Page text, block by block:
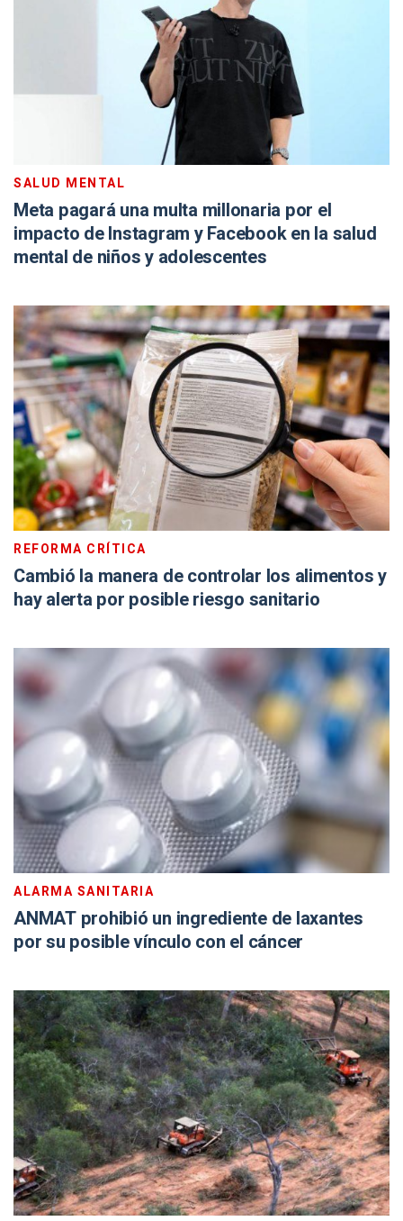
SALUD MENTAL
Meta pagará una multa millonaria por el
impacto de Instagram y Facebook en la salud
mental de niños y adolescentes
REFORMA CRÍTICA
Cambió la manera de controlar los alimentos y
hay alerta por posible riesgo sanitario
ALARMA SANITARIA
ANMAT prohibió un ingrediente de laxantes
por su posible vínculo con el cáncer